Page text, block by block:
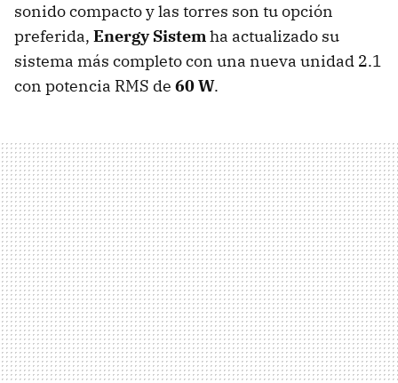
sonido compacto y las torres son tu opción
preferida, Energy Sistemha actualizado su
sistema más completo con una nueva unidad 2.1
con potencia RMS de 60 W.